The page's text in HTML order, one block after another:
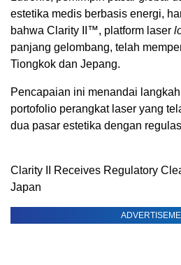
estetika medis berbasis energi,
bahwa Clarity II™, platform laser
panjang gelombang, telah
Tiongkok dan Jepang.
Pencapaian ini menandai
portofolio perangkat laser yang
dua pasar estetika dengan
Clarity II Receives Regulatory
Japan